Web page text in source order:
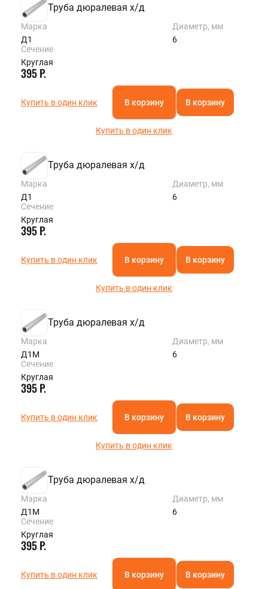
Труба дюралевая х/д
Марка
Д1
Диаметр, мм
6
Сечение
Круглая
395 Р.
Купить в один клик В корзину В корзину
Купить в один клик
Труба дюралевая х/д
Марка
Д1
Диаметр, мм
6
Сечение
Круглая
395 Р.
Купить в один клик В корзину В корзину
Купить в один клик
Труба дюралевая х/д
Марка
Д1М
Диаметр, мм
6
Сечение
Круглая
395 Р.
Купить в один клик В корзину В корзину
Купить в один клик
Труба дюралевая х/д
Марка
Д1М
Диаметр, мм
6
Сечение
Круглая
395 Р.
Купить в один клик В корзину В корзину